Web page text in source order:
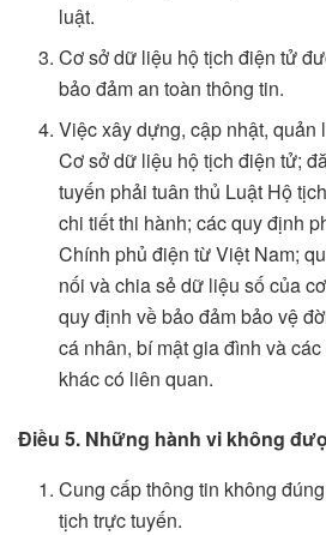
luật.
Cơ sở dữ liệu hộ tịch điện tử
bảo đảm an toàn thông tin.
Việc xây dựng, cập nhật, quản
Cơ sở dữ liệu hộ tịch điện tử;
tuyến phải tuân thủ Luật Hộ
chi tiết thi hành; các quy định
Chính phủ điện từ Việt Nam;
nối và chia sẻ dữ liệu số của
quy định về bảo đảm bảo vệ
cá nhân, bí mật gia đình và
khác có liên quan.
Điều 5. Những hành vi không
Cung cấp thông tin không
tịch trực tuyến.